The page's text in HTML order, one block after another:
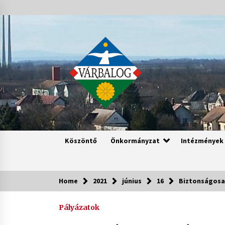
to
content
Köszöntő Önkormányzat Intézmények
Home 2021 június 16
Pályázatok